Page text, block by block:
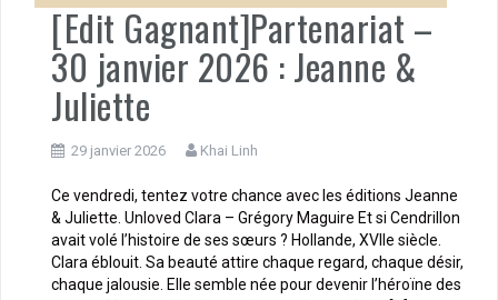
[Edit Gagnant]Partenariat –
30 janvier 2026 : Jeanne &
Juliette
29 janvier 2026 Khai Linh
Ce vendredi, tentez votre chance avec les éditions Jeanne
& Juliette. Unloved Clara – Grégory Maguire Et si Cendrillon
avait volé l’histoire de ses sœurs ? Hollande, XVIIe siècle.
Clara éblouit. Sa beauté attire chaque regard, chaque désir,
chaque jalousie. Elle semble née pour devenir l’héroïne des